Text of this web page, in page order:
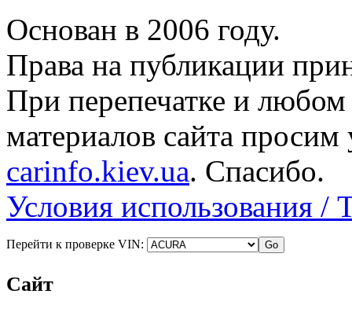
Основан в 2006 году.
Права на публикации
При перепечатке и
материалов сайта просим
carinfo.kiev.ua. Спасибо.
Условия использования /
Перейти к проверке VIN:
Сайт